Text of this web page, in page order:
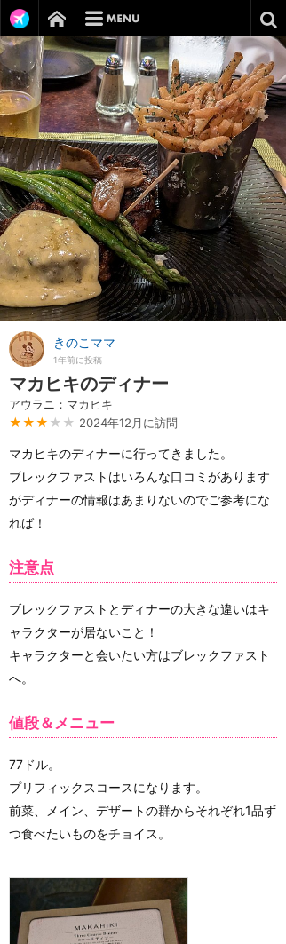
きのこママ
1年前に投稿
マカヒキのディナー
アウラニ：マカヒキ
★★★ ★★ 2024年12月に訪問
マカヒキのディナーに行ってきました。
ブレックファストはいろんな口コミがあります
がディナーの情報はあまりないのでご参考にな
れば！
注意点
ブレックファストとディナーの大きな違いはキ
ャラクターが居ないこと！
キャラクターと会いたい方はブレックファスト
へ。
値段＆メニュー
77ドル。
プリフィックスコースになります。
前菜、メイン、デザートの群からそれぞれ1品ず
つ食べたいものをチョイス。